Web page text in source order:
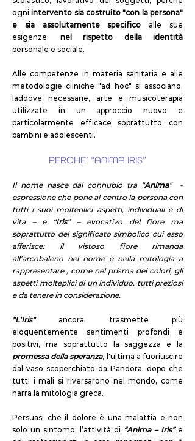
ogniintervento sia costruito "con la persona"
e sia assolutamente specifico alle sue
esigenze, nel rispetto della identità
personale e sociale.
Alle competenze in materia sanitaria e alle
metodologie cliniche "ad hoc" si associano,
laddove necessarie, arte e musicoterapia
utilizzate in un approccio nuovo e
particolarmente efficace soprattutto con
bambini e adolescenti.
PERCHE’ “ANIMA IRIS”
Il nome nasce dal connubio tra “Anima” -
espressione che pone al centro la persona con
tutti i suoi molteplici aspetti, individuali e di
vita – e “Iris” – evocativo del fiore ma
soprattutto del significato simbolico cui esso
afferisce: il vistoso fiore rimanda
all’arcobaleno nel nome e nella mitologia a
rappresentare , come nel prisma dei colori, gli
aspetti molteplici di un individuo, tutti preziosi
e da tenere in considerazione.
"L'Iris"ancora, trasmette più
eloquentemente sentimenti profondi e
positivi, ma soprattutto la saggezza e la
promessa della speranza, l'ultima a fuoriuscire
dal vaso scoperchiato da Pandora, dopo che
tutti i mali si riversarono nel mondo, come
narra la mitologia greca.
Persuasi che il dolore è una malattia e non
solo un sintomo, l’attività di “Anima – Iris”e